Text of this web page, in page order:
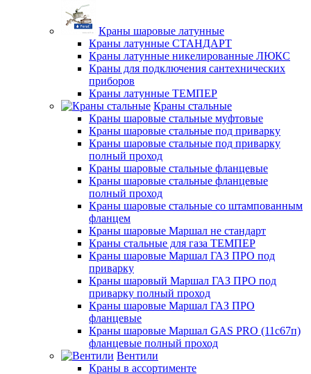
Краны шаровые латунные
Краны латунные СТАНДАРТ
Краны латунные никелированные ЛЮКС
Краны для подключения сантехнических
приборов
Краны латунные ТЕМПЕР
Краны стальные
Краны шаровые стальные муфтовые
Краны шаровые стальные под приварку
Краны шаровые стальные под приварку
полный проход
Краны шаровые стальные фланцевые
Краны шаровые стальные фланцевые
полный проход
Краны шаровые стальные со штампованным
фланцем
Краны шаровые Маршал не стандарт
Краны стальные для газа ТЕМПЕР
Краны шаровые Маршал ГАЗ ПРО под
приварку
Краны шаровый Маршал ГАЗ ПРО под
приварку полный проход
Краны шаровые Маршал ГАЗ ПРО
фланцевые
Краны шаровые Маршал GAS PRO (11с67п)
фланцевые полный проход
Вентили
Краны в ассортименте